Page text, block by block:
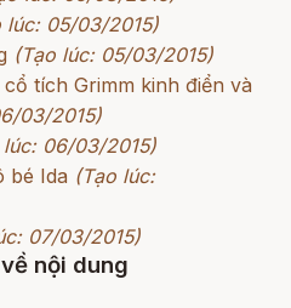
lúc: 05/03/2015)
(Tạo lúc: 05/03/2015)
tích Grimm kinh điển và
03/2015)
lúc: 06/03/2015)
bé Ida (Tạo lúc:
07/03/2015)
nội dung